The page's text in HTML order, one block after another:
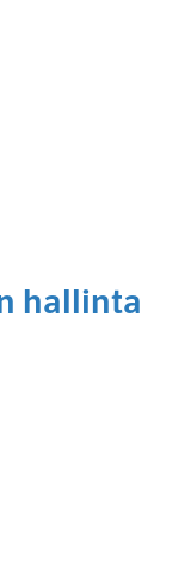
hallinta